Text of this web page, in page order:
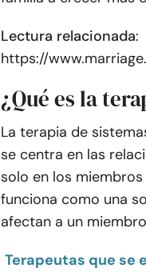
Lectura relacionada:
https://
¿Qué es la
La terapia de
se centra en las
solo en los miembros
funciona como una
afectan a un
Terapeutas que se